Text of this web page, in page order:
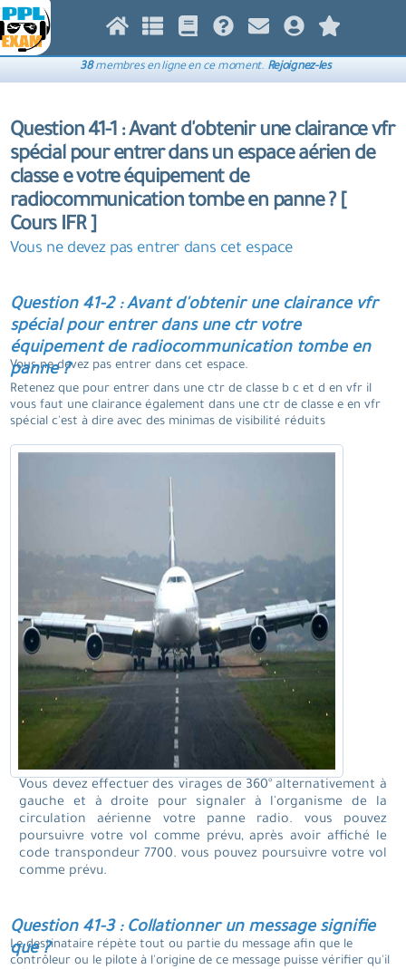
38membres en ligne en ce moment. Rejoignez-les
Question 41-1 : Avant d'obtenir une clairance vfr
spécial pour entrer dans un espace aérien de
classe e votre équipement de
radiocommunication tombe en panne ? [
Cours IFR ]
Vous ne devez pas entrer dans cet espace
Question 41-2 : Avant d'obtenir une clairance vfr
spécial pour entrer dans une ctr votre
équipement de radiocommunication tombe en
panne ?
Vous ne devez pas entrer dans cet espace.
Retenez que pour entrer dans une ctr de classe b c et d en vfr il
vous faut une clairance également dans une ctr de classe e en vfr
spécial c'est à dire avec des minimas de visibilité réduits
Vous devez effectuer des virages de 360° alternativement à
gauche et à droite pour signaler à l'organisme de la
circulation aérienne votre panne radio. vous pouvez
poursuivre votre vol comme prévu, après avoir affiché le
code transpondeur 7700. vous pouvez poursuivre votre vol
comme prévu.
Question 41-3 : Collationner un message signifie
que ?
Le destinataire répète tout ou partie du message afin que le
contrôleur ou le pilote à l'origine de ce message puisse vérifier qu'il